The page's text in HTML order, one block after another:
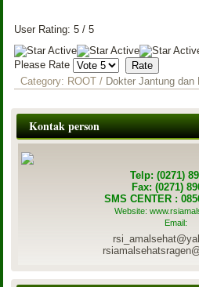
User Rating:5 /5
Please Rate
Category: ROOT / Dokter Jantung dan
Kontak person
Telp: (0271)
Fax: (0271)
SMS CENTER :
Website:
Email: